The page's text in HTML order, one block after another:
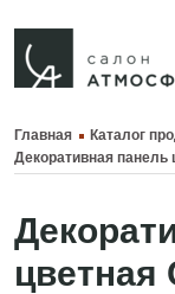
Главная Каталог
Декоративная панель
цветная